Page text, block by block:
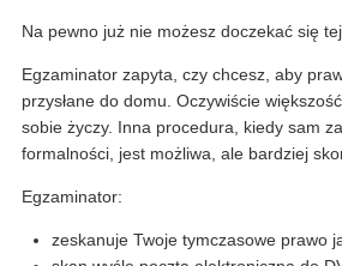
Na pewno już nie możesz doczekać się
Egzaminator zapyta, czy chcesz, aby
przysłane do domu. Oczywiście
sobie życzy. Inna procedura, kiedy sam
formalności, jest możliwa, ale bardziej
Egzaminator:
zeskanuje Twoje tymczasowe prawo